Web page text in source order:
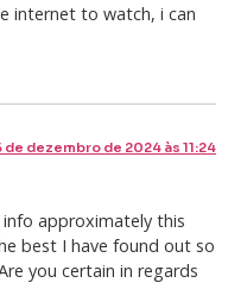
internet to watch, i can
de dezembro de 2024 às 11:24
info approximately this
best I have found out so
you certain in regards